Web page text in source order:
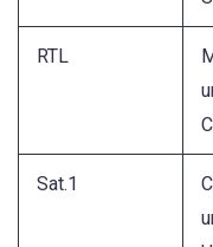
RTL
Sat.1